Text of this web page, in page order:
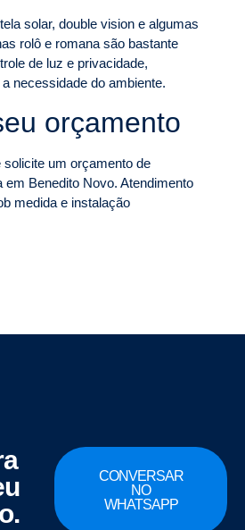
solar, double vision e algumas
rolô e romana são bastante
de luz e privacidade,
necessidade do ambiente.
orçamento
solicite um orçamento de
em Benedito Novo. Atendimento
medida e instalação
CONVERSAR
NO
WHATSAPP